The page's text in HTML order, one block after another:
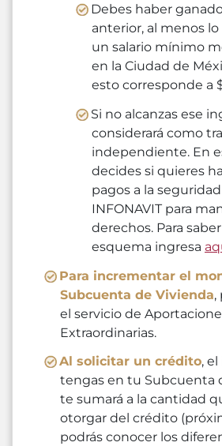
Debes haber
anterior, al menos
un salario mínimo
en la Ciudad de
esto corresponde a
Si no alcanzas ese
considerará como
independiente. En
decides si quieres
pagos a la
INFONAVIT para
derechos. Para
esquema ingresa
Para incrementar el
Subcuenta de Vivienda,
el servicio de
Extraordinarias.
Al solicitar un crédito,
tengas en tu Subcuenta
te sumará a la cantidad
otorgar del crédito
podrás conocer los